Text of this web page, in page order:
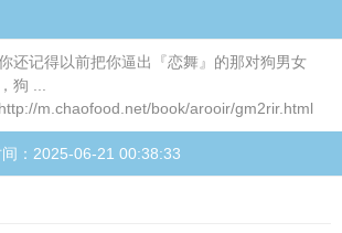
还记得以前把你逼出『恋舞』的那对狗男女
狗 ...
m.chaofood.net/book/arooir/gm2rir.html
：2025-06-21 00:38:33